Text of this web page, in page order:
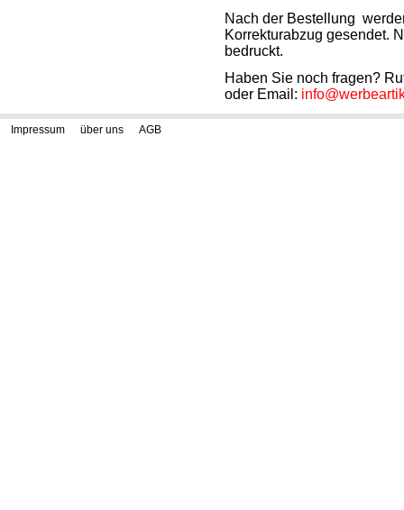
Nach der Bestellung
Korrekturabzug gesendet.
bedruckt.
Haben Sie noch fragen?
oder Email:
Impressum über uns AGB